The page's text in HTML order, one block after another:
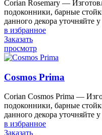
Corian Rosemary —
подоконники, барные
данного декора уточняйте
в избранное
Заказать
просмотр
Cosmos Prima
Corian Cosmos Prima —
подоконники, барные
данного декора уточняйте
в избранное
Заказать